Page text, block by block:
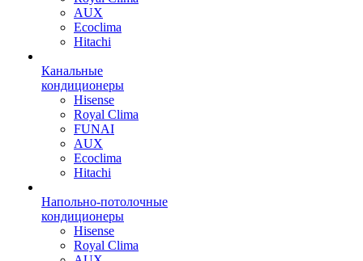
AUX
Ecoclima
Hitachi
Канальные
кондиционеры
Hisense
Royal Clima
FUNAI
AUX
Ecoclima
Hitachi
Напольно-потолочные
кондиционеры
Hisense
Royal Clima